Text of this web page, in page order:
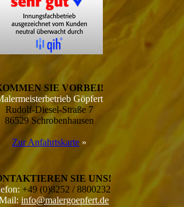
SIE VORBEI!
Göpfert
Rudolf-Diesel-Straße 7
86529 Schrobenhausen
Zur Anfahrtskarte »
SIE UNS!
+49 (0)8252 / 8800232
info@malergoepfert.de